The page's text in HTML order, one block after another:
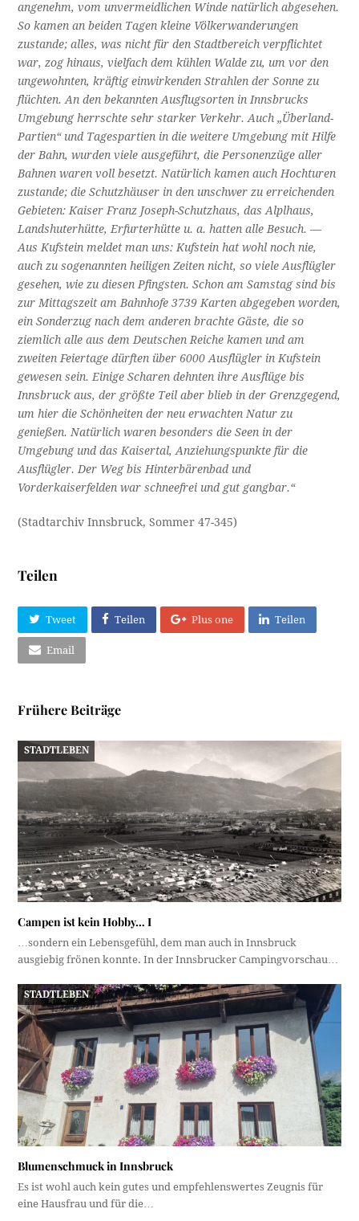
angenehm, vom unvermeidlichen Winde natürlich abgesehen.
So kamen an bei­den Tagen kleine Völkerwanderungen
zustande; alles, was nicht für den Stadtbereich verpflich­tet
war, zog hinaus, vielfach dem kühlen Walde zu, um vor den
ungewohnten, kräftig einwirkenden Strahlen der Sonne zu
flüch­ten. An den bekannten Ausflugsorten in Inns­brucks
Umgebung herrschte sehr starker Ver­kehr. Auch „Überland-
Partien“ und Tagespartien in die weitere Umgebung mit Hilfe
der Bahn, wurden viele ausgeführt, die Personenzüge aller
Bahnen waren voll besetzt. Natür­lich kamen auch Hochturen
zustande; die Schutzhäuser in den unschwer zu erreichenden
Ge­bieten: Kaiser Franz Joseph-Schutzhaus, das Alplhaus,
Landshuterhütte, Erfurterhütte u. a. hatten alle Besuch. —
Aus Kufstein meldet man uns: Kufstein hat wohl noch nie,
auch zu sogenannten heiligen Zeiten nicht, so viele Ausflügler
gesehen, wie zu diesen Pfing­sten. Schon am Samstag sind bis
zur Mittagszeit am Bahnhofe 3739 Karten abgegeben worden,
ein Sonderzug nach dem anderen brachte Gäste, die so
ziemlich alle aus dem Deutschen Reiche kamen und am
zweiten Feier­tage dürften über 6000 Ausflügler in Kufstein
gewesen sein. Einige Scharen dehnten ihre Ausflüge bis
Innsbruck aus, der größte Teil aber blieb in der Grenzgegend,
um hier die Schönheiten der neu erwachten Natur zu
genießen. Natürlich waren besonders die Seen in der
Umgebung und das Kaisertal, An­ziehungspunkte für die
Ausflügler. Der Weg bis Hinterbärenbad und
Vorderkaiserfelden war schneefrei und gut gangbar.“
(Stadtarchiv Innsbruck, Sommer 47-345)
Teilen
Tweet Teilen Plus one Teilen
Email
Frühere Beiträge
STADTLEBEN
Campen ist kein Hobby… I
…sondern ein Lebensgefühl, dem man auch in Innsbruck
ausgiebig frönen konnte. In der Innsbrucker Campingvorschau…
STADTLEBEN
Blumenschmuck in Innsbruck
Es ist wohl auch kein gutes und empfehlenswertes Zeugnis für
eine Hausfrau und für die…